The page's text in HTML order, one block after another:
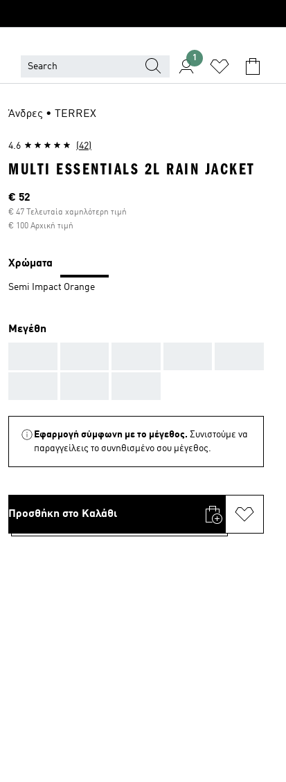
1
Άνδρες • TERREX
4.6 (42)
MULTI ESSENTIALS 2L RAIN JACKET
Τρέχουσα τιμή
€ 52
€ 47 Τελευταία χαμηλότερη τιμή
€ 100 Αρχική τιμή
Χρώματα
Semi Impact Orange
Μεγέθη
Εφαρμογή σύμφωνη με το μέγεθος. Συνιστούμε να
παραγγείλεις το συνηθισμένο σου μέγεθος.
Προσθήκη στο Καλάθι